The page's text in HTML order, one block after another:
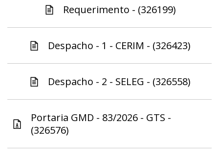
Requerimento - (326199)
Despacho - 1 - CERIM - (326423)
Despacho - 2 - SELEG - (326558)
Portaria GMD - 83/2026 - GTS -
(326576)